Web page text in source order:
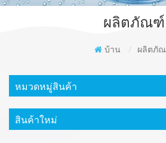
ผลิตภัณฑ์
บ้าน / ผลิตภั
หมวดหมู่สินค้า
สินค้าใหม่